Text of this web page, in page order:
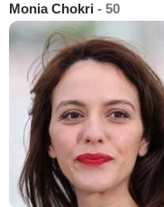
Monia Chokri - 50